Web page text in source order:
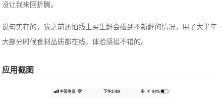
没让我来回折腾。
说句实在的，我之前还怕线上买生鲜会碰到不新鲜的情况，用了大半年
大部分时候食材品质都在线，体验感挺不错的。
应用截图